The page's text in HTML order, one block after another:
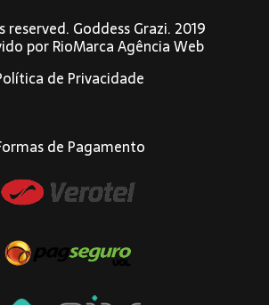
reserved. Goddess Grazi. 2019
porRioMarca Agência Web
de Privacidade
de Pagamento